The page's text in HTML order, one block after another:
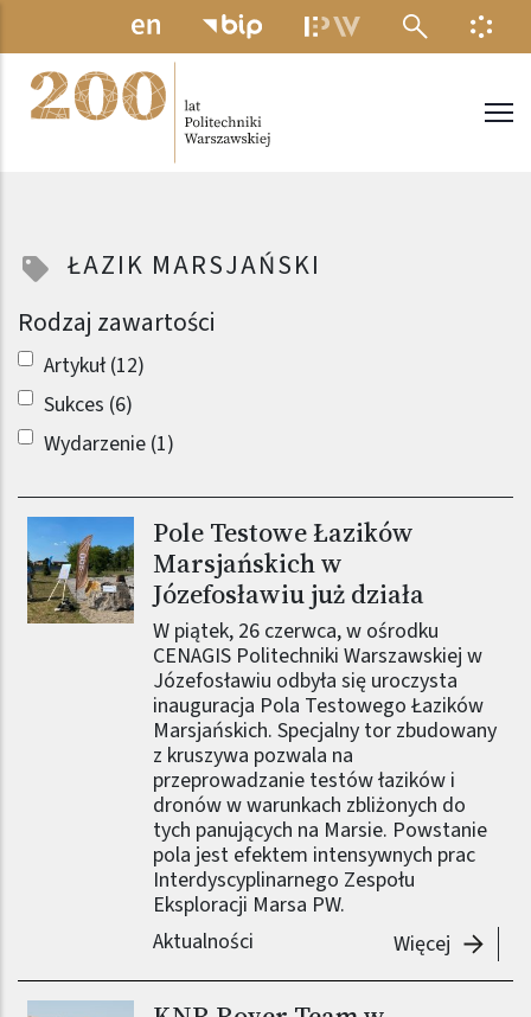
Przejdź do treści
MENU
ŁAZIK MARSJAŃSKI
Rodzaj zawartości
Artykuł (12)
Sukces (6)
Wydarzenie (1)
Obraz (old)
Pole Testowe Łazików
Marsjańskich w
Józefosławiu już działa
W piątek, 26 czerwca, w ośrodku
CENAGIS Politechniki Warszawskiej w
Józefosławiu odbyła się uroczysta
inauguracja Pola Testowego Łazików
Marsjańskich. Specjalny tor zbudowany
z kruszywa pozwala na
przeprowadzanie testów łazików i
dronów w warunkach zbliżonych do
tych panujących na Marsie. Powstanie
pola jest efektem intensywnych prac
Interdyscyplinarnego Zespołu
Eksploracji Marsa PW.
Aktualności
Więcej Pole